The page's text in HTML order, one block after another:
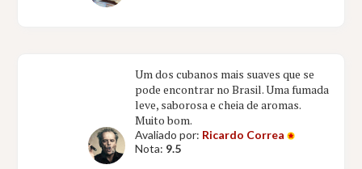
Um dos cubanos mais suaves que se
pode encontrar no Brasil. Uma fumada
leve, saborosa e cheia de aromas.
Muito bom.
Avaliado por: Ricardo Correa
Nota: 9.5